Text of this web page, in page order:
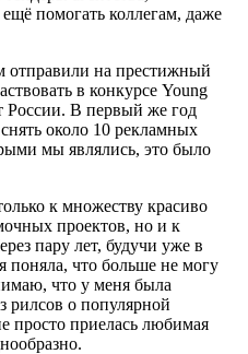
помогать коллегам, даже
отправили на престижный
в конкурсе Young
России. В первый же год
около 10 рекламных
мы являлись, это было
к множеству красиво
проектов, но и к
пару лет, будучи уже в
поняла, что больше не могу
что у меня была
рилсов о популярной
просто приелась любимая